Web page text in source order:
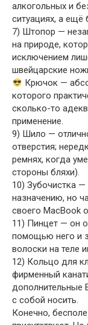
алкогольных и
ситуациях, а ещё
7) Штопор —
на природе,
исключением
швейцарские
Крючок —
которого
сколько-то
применение.
9) Шило —
отверстия;
ремнях, когда
стороны бляхи).
10) Зубочистка
назначению, но
своего MacBook
11) Пинцет — он
помощью него и
волоски на теле
12) Кольцо для
фирменный
дополнительные
с собой носить.
Конечно,